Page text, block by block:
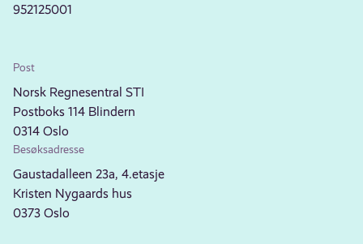
952125001
Post
Norsk Regnesentral STI
Postboks 114 Blindern
0314 Oslo
Besøksadresse
Gaustadalleen 23a, 4.etasje
Kristen Nygaards hus
0373 Oslo